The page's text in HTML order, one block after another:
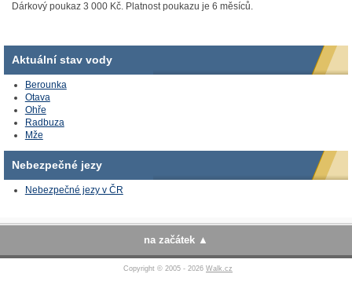
Dárkový poukaz 3 000 Kč. Platnost poukazu je 6 měsíců.
Aktuální stav vody
Berounka
Otava
Ohře
Radbuza
Mže
Nebezpečné jezy
Nebezpečné jezy v ČR
na začátek
Copyright © 2005 - 2026 Walk.cz